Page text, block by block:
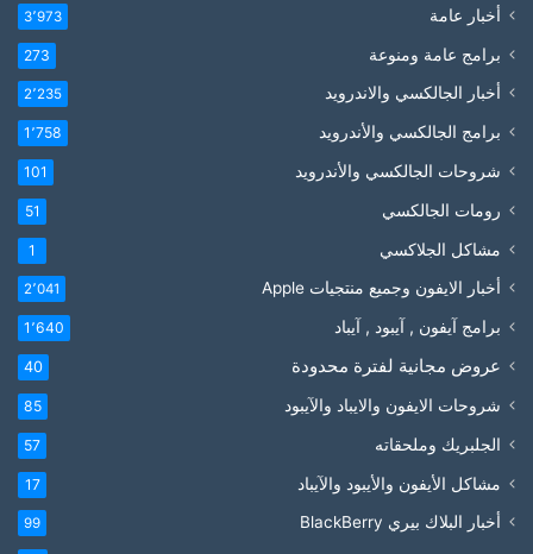
أخبار عامة 3٬973
برامج عامة ومنوعة 273
أخبار الجالكسي والاندرويد 2٬235
برامج الجالكسي والأندرويد 1٬758
شروحات الجالكسي والأندرويد 101
رومات الجالكسي 51
مشاكل الجلاكسي 1
أخبار الايفون وجميع منتجيات Apple 2٬041
برامج آيفون , آيبود , آيباد 1٬640
عروض مجانية لفترة محدودة 40
شروحات الايفون والايباد والآيبود 85
الجلبريك وملحقاته 57
مشاكل الأيفون والأيبود والآيباد 17
أخبار البلاك بيري BlackBerry 99